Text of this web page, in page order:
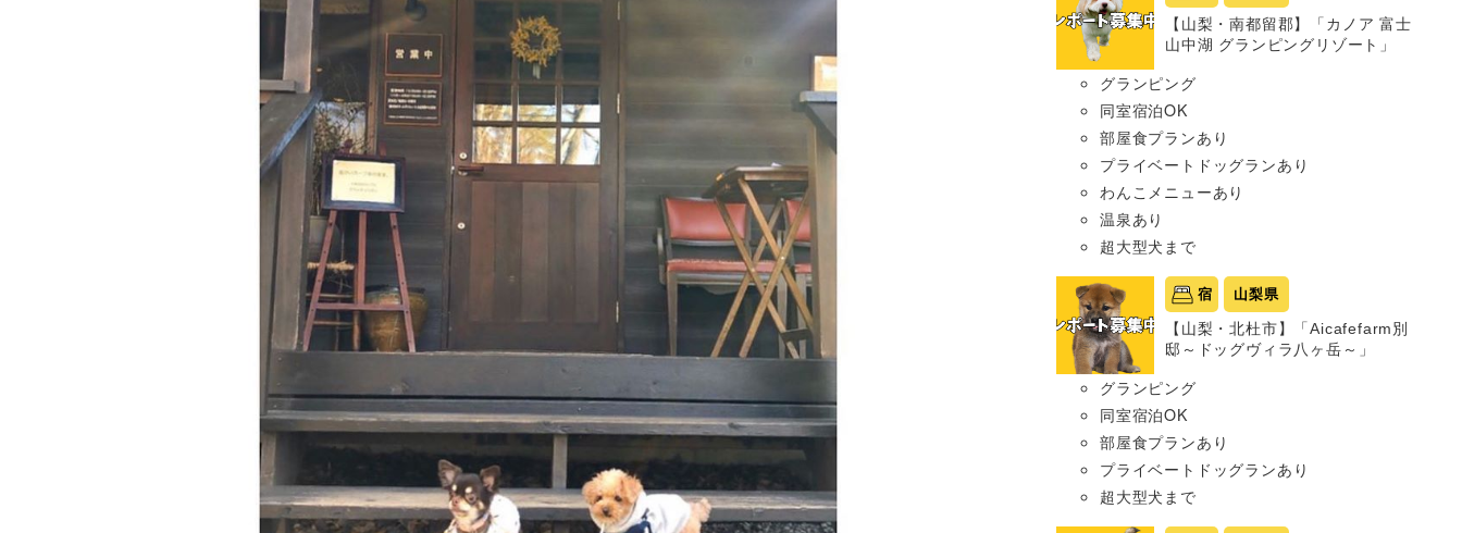
【山梨・南都留郡】「カノア 富士
山中湖 グランピングリゾート」
グランピング
同室宿泊OK
部屋食プランあり
プライベートドッグランあり
わんこメニューあり
温泉あり
超大型犬まで
宿 山梨県
【山梨・北杜市】「Aicafefarm別
邸～ドッグヴィラ八ヶ岳～」
グランピング
同室宿泊OK
部屋食プランあり
プライベートドッグランあり
超大型犬まで